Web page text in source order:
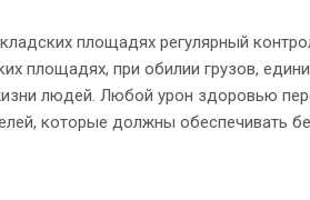
площадях регулярный
площадях, при обилии грузов,
людей. Любой урон здоровью
которые должны обеспечивать